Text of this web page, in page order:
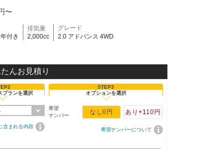
〜
付き
排気量
2,000cc
グレード
2.0 アドバンス 4WD
んお見積り
プランを選択
含まれる内容
STEP3
オプションを選択
希望
ナンバー
なし0円 あり +110円
希望ナンバーについて